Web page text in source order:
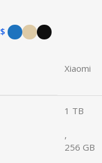
$
Xiaomi
1 TB
,
256 GB